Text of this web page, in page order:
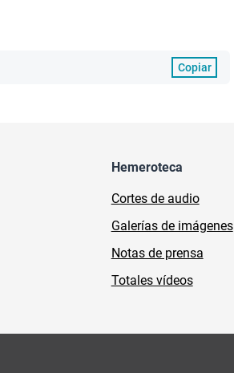
Copiar
Hemeroteca
Cortes de audio
Galerías de imágenes
Notas de prensa
Totales vídeos